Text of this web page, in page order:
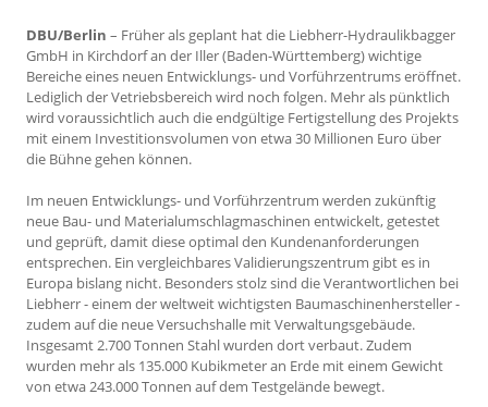
DBU/Berlin – Früher als geplant hat die Liebherr-Hydraulikbagger
GmbH in Kirchdorf an der Iller (Baden-Württemberg) wichtige
Bereiche eines neuen Entwicklungs- und Vorführzentrums eröffnet.
Lediglich der Vetriebsbereich wird noch folgen. Mehr als pünktlich
wird voraussichtlich auch die endgültige Fertigstellung des Projekts
mit einem Investitionsvolumen von etwa 30 Millionen Euro über
die Bühne gehen können.
Im neuen Entwicklungs- und Vorführzentrum werden zukünftig
neue Bau- und Materialumschlagmaschinen entwickelt, getestet
und geprüft, damit diese optimal den Kundenanforderungen
entsprechen. Ein vergleichbares Validierungszentrum gibt es in
Europa bislang nicht. Besonders stolz sind die Verantwortlichen bei
Liebherr - einem der weltweit wichtigsten Baumaschinenhersteller -
zudem auf die neue Versuchshalle mit Verwaltungsgebäude.
Insgesamt 2.700 Tonnen Stahl wurden dort verbaut. Zudem
wurden mehr als 135.000 Kubikmeter an Erde mit einem Gewicht
von etwa 243.000 Tonnen auf dem Testgelände bewegt.